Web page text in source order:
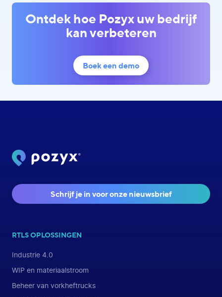
Ontdek hoe Pozyx uw bedrijf
kan verbeteren
Boek een demo
Schrijf je in voor onze nieuwsbrief
RTLS OPLOSSINGEN
Industrie 4.0
WIP en materiaalstroom
Beheer van vorkheftrucks